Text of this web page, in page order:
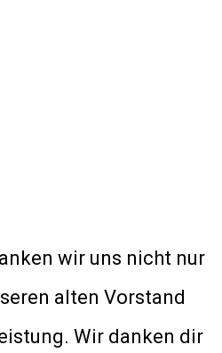
wir uns nicht nur
alten Vorstand
Wir danken dir